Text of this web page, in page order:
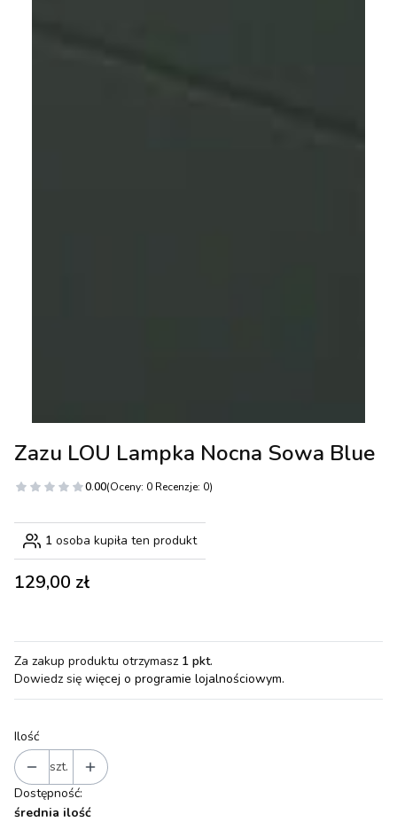
Zazu LOU Lampka Nocna Sowa Blue
0.00(Oceny: 0 Recenzje: 0)
1 osoba kupiła ten produkt
Cena
129,00 zł
Za zakup produktu otrzymasz 1 pkt.
Dowiedz się więcej o programie lojalnościowym.
Ilość
szt.
Dostępność:
średnia ilość